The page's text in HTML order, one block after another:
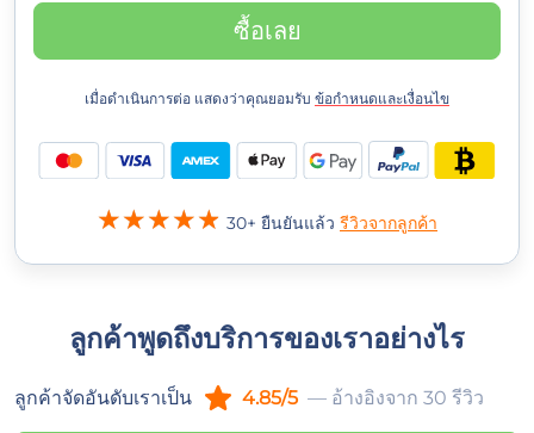
ซื้อเลย
เมื่อดำเนินการต่อ แสดงว่าคุณยอมรับ ข้อกำหนดและเงื่อนไข
30+ ยืนยันแล้ว รีวิวจากลูกค้า
ลูกค้าพูดถึงบริการของเราอย่างไร
ลูกค้าจัดอันดับเราเป็น 4.85/5 — อ้างอิงจาก 30 รีวิว